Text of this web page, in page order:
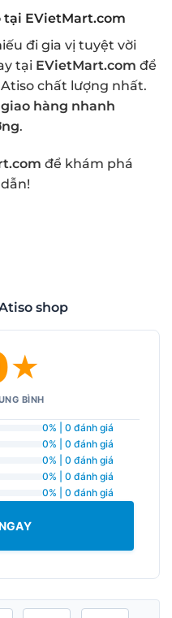
tại EVietMart.com
đi gia vị tuyệt vời
tại EVietMart.com để
chất lượng nhất.
hàng nhanh
.
để khám phá
shop
★
BÌNH
0% | 0 đánh giá
0% | 0 đánh giá
0% | 0 đánh giá
0% | 0 đánh giá
0% | 0 đánh giá